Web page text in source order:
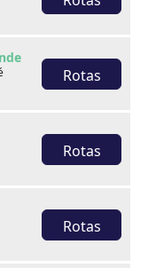
Rotas
Rotas
Rotas
hidráulica
elétricas